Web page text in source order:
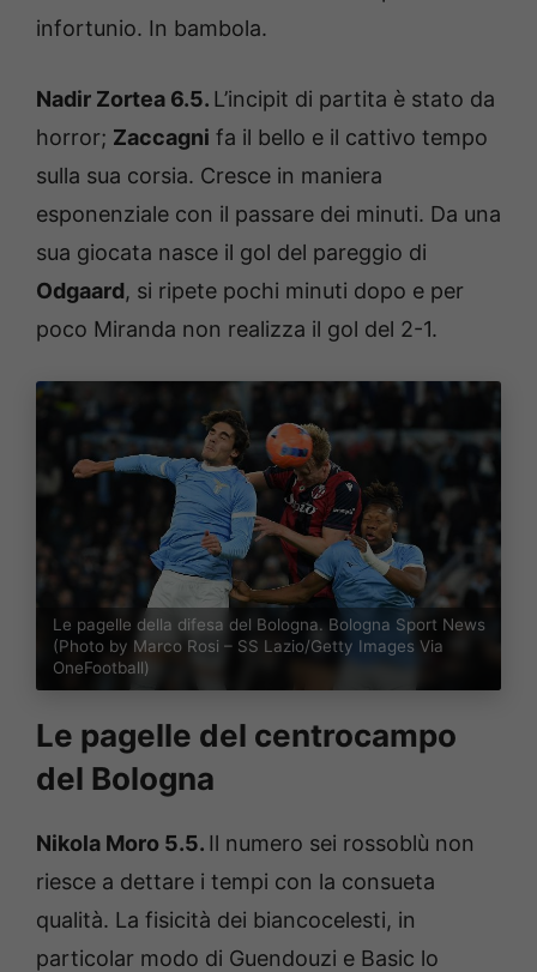
infortunio. In bambola.
Nadir Zortea 6.5. L’incipit di partita è stato da
horror; Zaccagni fa il bello e il cattivo tempo
sulla sua corsia. Cresce in maniera
esponenziale con il passare dei minuti. Da una
sua giocata nasce il gol del pareggio di
Odgaard, si ripete pochi minuti dopo e per
poco Miranda non realizza il gol del 2-1.
Le pagelle della difesa del Bologna. Bologna Sport News
(Photo by Marco Rosi – SS Lazio/Getty Images Via
OneFootball)
Le pagelle del centrocampo
del Bologna
Nikola Moro 5.5. Il numero sei rossoblù non
riesce a dettare i tempi con la consueta
qualità. La fisicità dei biancocelesti, in
particolar modo di Guendouzi e Basic lo